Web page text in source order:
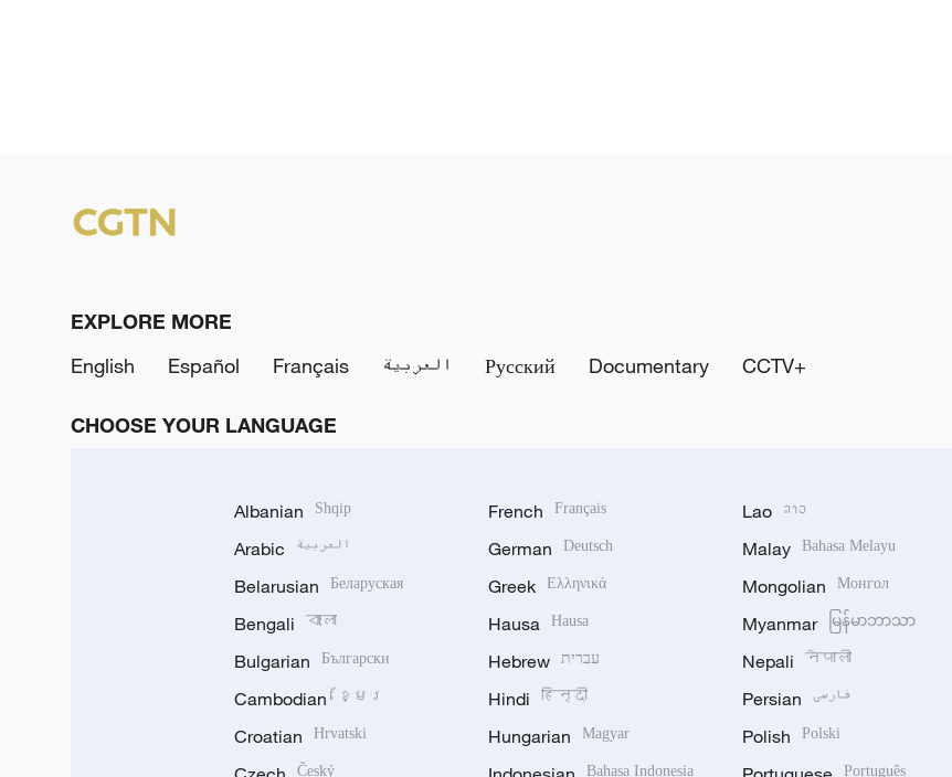
EXPLORE MORE
English
Español Français العربية Русский Documentary CCTV+
CHOOSE YOUR LANGUAGE
Albanian Shqip
Arabic العربية
Belarusian Беларуская
Bengali বাংলা
Bulgarian Български
Cambodian ខ្មែរ
Croatian Hrvatski
Český
French Français
German Deutsch
Greek Ελληνικά
Hausa Hausa
Hebrew עברית
Hindi हिन्दी
Hungarian Magyar
Bahasa Indonesia
Lao ລາວ
Malay Bahasa Melayu
Mongolian Монгол
Myanmar မြန်မာဘာသာ
Nepali नेपाली
Persian فارسی
Polish Polski
Português